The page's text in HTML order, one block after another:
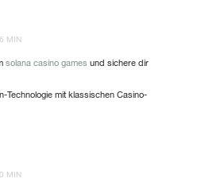
MIN
solana casino games und sichere dir
Technologie mit klassischen Casino-
MIN